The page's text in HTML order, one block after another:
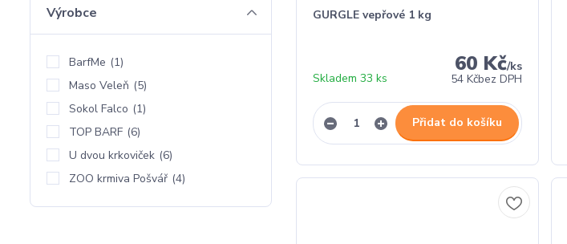
GURGLE vepřové 1 kg
60 Kč/ks
54 Kčbez DPH
Skladem 33 ks
Přidat do košíku
Výrobce
BarfMe (1)
Maso Veleň (5)
Sokol Falco (1)
TOP BARF (6)
U dvou krkoviček (6)
ZOO krmiva Pošvář (4)